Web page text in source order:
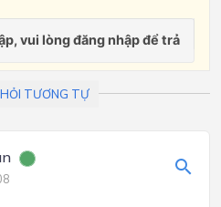
TƯƠNG TỰ